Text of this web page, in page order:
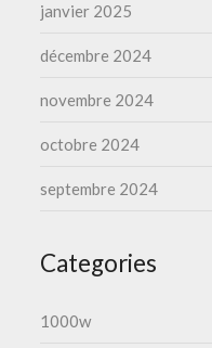
janvier 2025
décembre 2024
novembre 2024
octobre 2024
septembre 2024
Categories
1000w